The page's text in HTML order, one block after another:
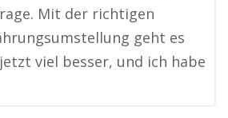
Mit der richtigen
geht es
viel besser, und ich habe